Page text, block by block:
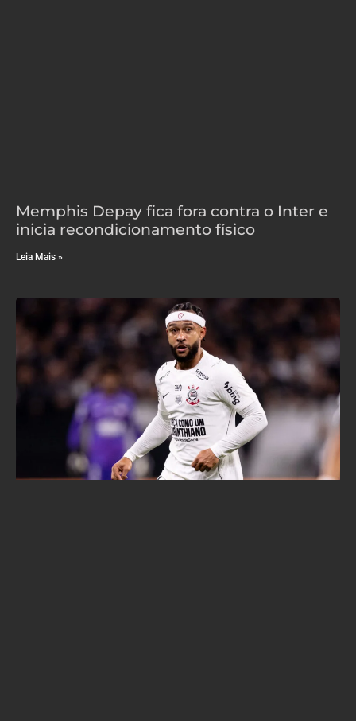
Memphis Depay fica fora contra o Inter e
inicia recondicionamento físico
Leia Mais »